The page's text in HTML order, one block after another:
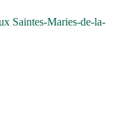
Saintes-Maries-de-la-